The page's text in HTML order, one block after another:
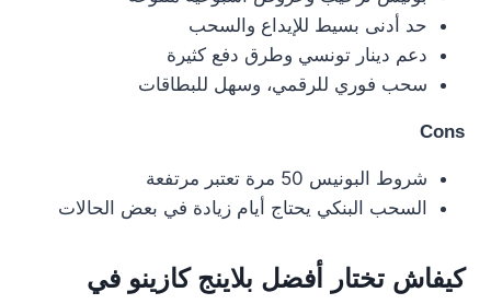
حد أدنى بسيط للإيداع والسحب
دعم دينار تونسي وطرق دفع كثيرة
سحب فوري للرقمي، وسهل للبطاقات
Cons
شروط البونيس 50 مرة تعتبر مرتفعة
السحب البنكي يحتاج أيام زيادة في بعض الحالات
كيفاش تختار أفضل بلاينج كازينو في